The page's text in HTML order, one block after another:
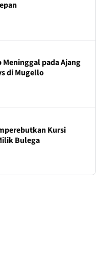
pada Ajang
di Mugello
Kursi
Bulega